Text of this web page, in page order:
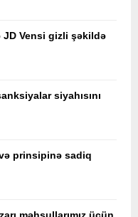
JD Vensi gizli şəkildə
siyahısını
prinsipinə sadiq